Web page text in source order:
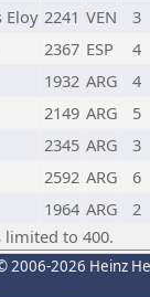
Eloy 2241 VEN
3
2367 ESP
4
1932 ARG
4
2149 ARG
5
2345 ARG
3
2592 ARG
6
1964 ARG
2
to 400.
2006-2026 Heinz